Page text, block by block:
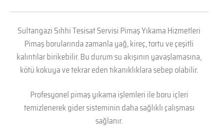
Sultangazi Sıhhi Tesisat Servisi Pimaş Yıkama Hizmetleri
Pimaş borularında zamanla yağ, kireç, tortu ve çeşitli
kalıntılar birikebilir. Bu durum su akışının yavaşlamasına,
kötü kokuya ve tekrar eden tıkanıklıklara sebep olabilir.
Profesyonel pimaş yıkama işlemleri ile boru içleri
temizlenerek gider sisteminin daha sağlıklı çalışması
sağlanır.